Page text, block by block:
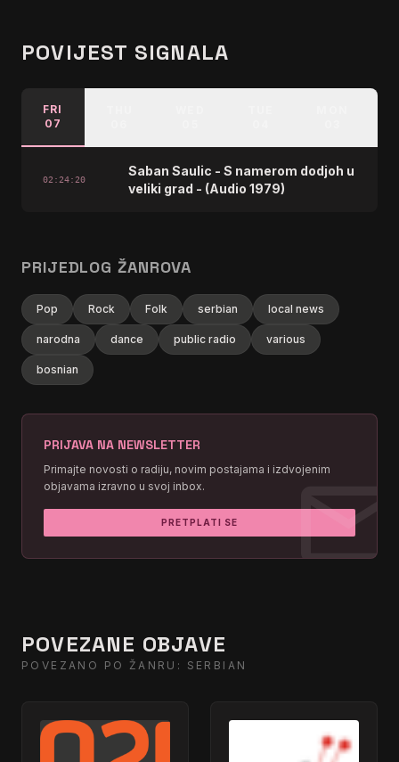
POVIJEST SIGNALA
FRI
07
02:24:20
Saban Saulic - S namerom dodjoh u
veliki grad - (Audio 1979)
PRIJEDLOG ŽANROVA
Pop Rock Folk serbian local news
narodna dance public radio various
bosnian
PRIJAVA NA NEWSLETTER
Primajte novosti o radiju, novim postajama i izdvojenim
objavama izravno u svoj inbox.
PRETPLATI SE
POVEZANE OBJAVE
POVEZANO PO ŽANRU: SERBIAN